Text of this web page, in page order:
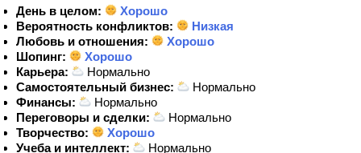
День в целом:
Хорошо
Вероятность конфликтов:
Низкая
Любовь и отношения:
Хорошо
Шопинг:
Хорошо
Карьера:
Нормально
Самостоятельный бизнес:
Нормально
Финансы:
Нормально
Переговоры и сделки:
Нормально
Творчество:
Хорошо
Учеба и интеллект:
Нормально